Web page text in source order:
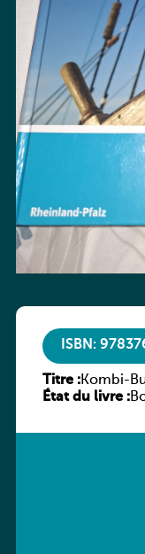
ISBN:
Titre :Kombi-
État du livre :